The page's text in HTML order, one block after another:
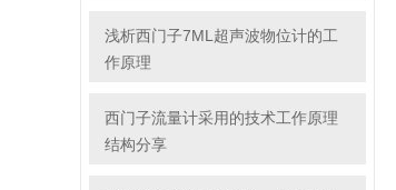
浅析西门子7ML超声波物位计的工
作原理
西门子流量计采用的技术工作原理
结构分享